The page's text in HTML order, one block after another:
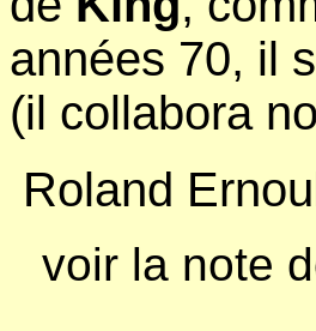
années 70, il
(il collabora
Roland
voir la note